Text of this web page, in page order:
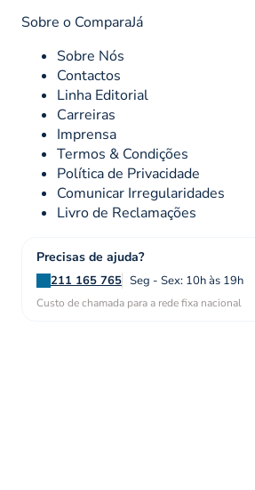
Sobre o ComparaJá
Sobre Nós
Contactos
Linha Editorial
Carreiras
Imprensa
Termos & Condições
Política de Privacidade
Comunicar Irregularidades
Livro de Reclamações
Precisas de ajuda?
211 165 765 Seg - Sex: 10h às 19h
Custo de chamada para a rede fixa nacional